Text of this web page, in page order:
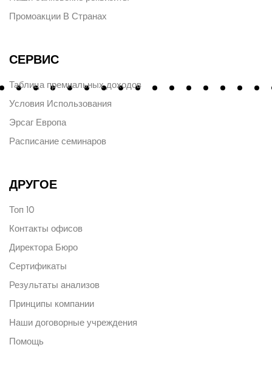
Промоакции В Странах
СЕРВИС
Таблица премиальных доходов
Условия Использования
Эрсаг Европа
Расписание семинаров
ДРУГОЕ
Топ 10
Контакты офисов
Директора Бюро
Сертификаты
Результаты анализов
Принципы компании
Наши договорные учреждения
Помощь